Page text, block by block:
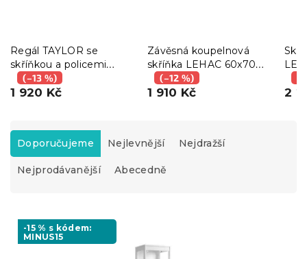
Regál TAYLOR se
skříňkou a policemi
40x30x167cm, rustikálně
hnědý
(–13 %)
1 920 Kč
Závěsná koupelnová
skříňka LEHAC 60x70
cm, bílá
(–12 %)
1 910 Kč 2
Ř
z
e
p
o
Doporučujeme Nejlevnější Nejdražší
Nejprodávanější Abecedně
p
-15 % s kódem:
MINUS15